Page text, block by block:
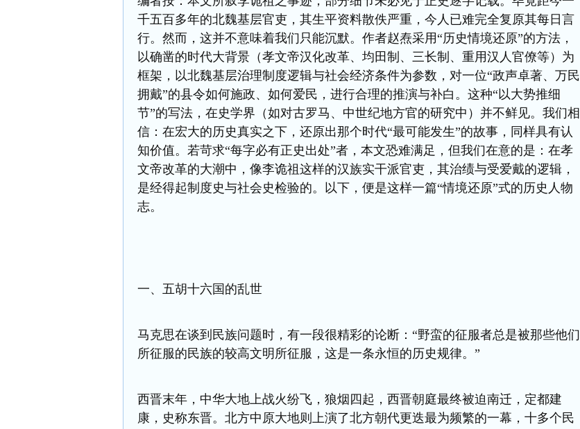
千五百多年的北魏基层官吏，其生平资料散佚严重，今人已难完全复原其每日言
行。然而，这并不意味着我们只能沉默。作者赵焘采用“历史情境还原”的方法，
以确凿的时代大背景（孝文帝汉化改革、均田制、三长制、重用汉人官僚等）为
框架，以北魏基层治理制度逻辑与社会经济条件为参数，对一位“政声卓著、万民
拥戴”的县令如何施政、如何爱民，进行合理的推演与补白。这种“以大势推细
节”的写法，在史学界（如对古罗马、中世纪地方官的研究中）并不鲜见。我们相
信：在宏大的历史真实之下，还原出那个时代“最可能发生”的故事，同样具有认
知价值。若苛求“每字必有正史出处”者，本文恐难满足，但我们在意的是：在孝
文帝改革的大潮中，像李诡祖 这样的汉族实干派官吏，其治绩与受爱戴的逻辑，
是经得起制度史与社会史检验的。以下，便是这样一篇“情境还原”式的历史人物
志。
一、五胡十六国的乱世
马克思在谈到民族问题时，有一段很精彩的论断：“野蛮的征服者总是被那些他们
所征服的民族的较高文明所征服，这是一条永恒的历史规律。”
西晋末年，中华大地上战火纷飞，狼烟四起，西晋朝庭最终被迫南迁，定都建
康，史称东晋。北方中原大地则上演了北方朝代更迭最为频繁的一幕，十多个民